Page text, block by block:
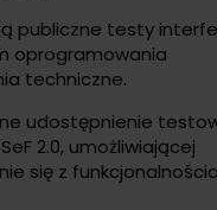
publiczne testy
oprogramowania
techniczne.
udostępnienie
2.0, umożliwiającej
się z